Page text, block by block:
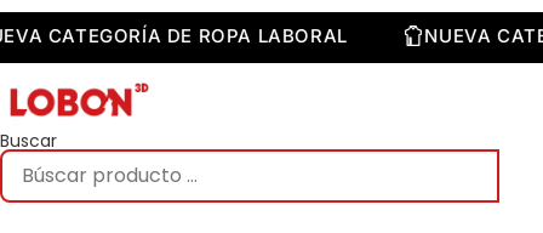
Saltar
al
contenido
NUEVA CATEGORÍA DE ROPA LABORAL NUEVA
Buscar